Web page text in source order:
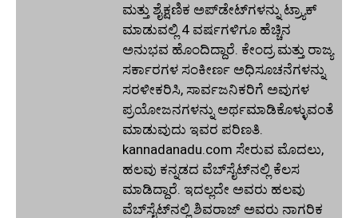
ಮತ್ತು ಶೈಕ್ಷಣಿಕ ಅಪ್‌ಡೇಟ್‌ಗಳನ್ನು ಟ್ರ್ಯಾಕ್
ಮಾಡುವಲ್ಲಿ 4 ವರ್ಷಗಳಿಗೂ ಹೆಚ್ಚಿನ
ಅನುಭವ ಹೊಂದಿದ್ದಾರೆ. ಕೇಂದ್ರ ಮತ್ತು ರಾಜ್ಯ
ಸರ್ಕಾರಗಳ ಸಂಕೀರ್ಣ ಅಧಿಸೂಚನೆಗಳನ್ನು
ಸರಳೀಕರಿಸಿ, ಸಾರ್ವಜನಿಕರಿಗೆ ಅವುಗಳ
ಪ್ರಯೋಜನಗಳನ್ನು ಅರ್ಥಮಾಡಿಕೊಳ್ಳುವಂತೆ
ಮಾಡುವುದು ಇವರ ಪರಿಣತಿ.
kannadanadu.com ಸೇರುವ ಮೊದಲು,
ಹಲವು ಕನ್ನಡದ ವೆಬ್‌ಸೈಟ್‌ನಲ್ಲಿ ಕೆಲಸ
ಮಾಡಿದ್ದಾರೆ. ಇದಲ್ಲದೇ ಅವರು ಹಲವು
ವೆಬ್‌ಸೈಟ್‌ನಲ್ಲಿ ಶಿವರಾಜ್ ಅವರು ನಾಗರಿಕ